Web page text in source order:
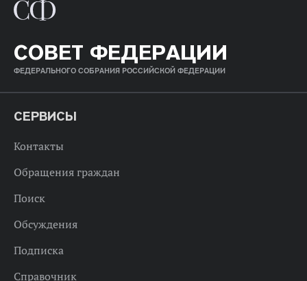
СОВЕТ ФЕДЕРАЦИИ
ФЕДЕРАЛЬНОГО СОБРАНИЯ РОССИЙСКОЙ ФЕДЕРАЦИИ
СЕРВИСЫ
Контакты
Обращения граждан
Поиск
Обсуждения
Подписка
Справочник